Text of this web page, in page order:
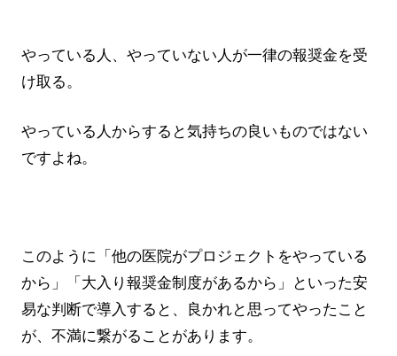
やっている人、やっていない人が一律の報奨金を受
け取る。
やっている人からすると気持ちの良いものではない
ですよね。
このように「他の医院がプロジェクトをやっている
から」「大入り報奨金制度があるから」といった安
易な判断で導入すると、良かれと思ってやったこと
が、不満に繋がることがあります。